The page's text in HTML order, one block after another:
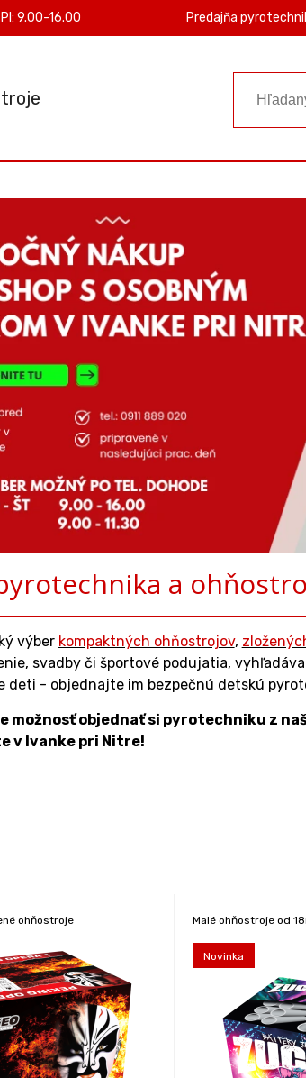
9.00-16.00 Predajňa
a
výber kompaktných ohňostrojov,
svadby či športové podujatia,
deti - objednajte im bezpečnú detskú
možnosť objednať si pyrotechniku z
v Ivanke pri Nitre!
ohňostroje Malé ohňostroje od
Novinka